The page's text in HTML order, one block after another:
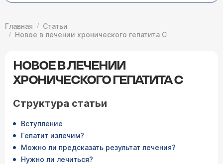
Главная
Статьи
Новое в лечении хронического гепатита С
НОВОЕ В ЛЕЧЕНИИ
ХРОНИЧЕСКОГО ГЕПАТИТА С
Структура статьи
Вступление
Гепатит излечим?
Можно ли предсказать результат лечения?
Нужно ли лечиться?